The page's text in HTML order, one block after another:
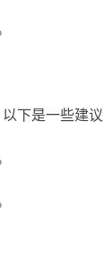
下是一些建议